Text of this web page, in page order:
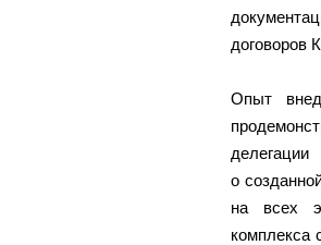
договоров
Опыт
о
на всех
комплекса